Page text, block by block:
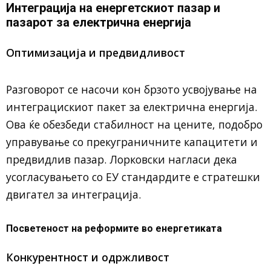
Интеграција на енергетскиот пазар и
пазарот за електрична енергија
Оптимизација и предвидливост
Разговорот се насочи кон брзото усвојување на
интеграцискиот пакет за електрична енергија.
Ова ќе обезбеди стабилност на цените, подобро
управување со прекуграничните капацитети и
предвидлив пазар. Лорковски нагласи дека
усогласувањето со ЕУ стандардите е стратешки
двигател за интеграција.
Посветеност на реформите во енергетиката
Конкурентност и одржливост